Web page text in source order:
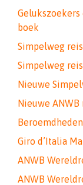
boek
Simpelweg
Simpelweg
Nieuwe
Nieuwe
Giro d’Italia
ANWB
ANWB